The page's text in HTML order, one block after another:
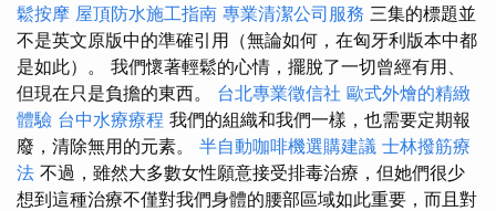
鬆按摩 屋頂防水施工指南 專業清潔公司服務 三集的標題並
不是英文原版中的準確引用（無論如何，在匈牙利版本中都
是如此）。 我們懷著輕鬆的心情，擺脫了一切曾經有用、
但現在只是負擔的東西。 台北專業徵信社 歐式外燴的精緻
體驗 台中水療療程 我們的組織和我們一樣，也需要定期報
廢，清除無用的元素。 半自動咖啡機選購建議 士林撥筋療
法 不過，雖然大多數女性願意接受排毒治療，但她們很少
想到這種治療不僅對我們身體的腰部區域如此重要，而且對